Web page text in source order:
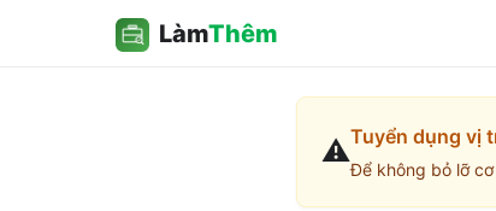
LàmThêm
⚠️Tuyển dụng vị
Để không bỏ lỡ